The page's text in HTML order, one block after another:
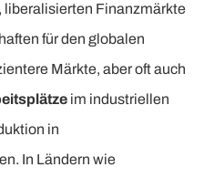
Finanzmärkte
für den globalen
Märkte, aber oft auch
im industriellen
in
In Ländern wie